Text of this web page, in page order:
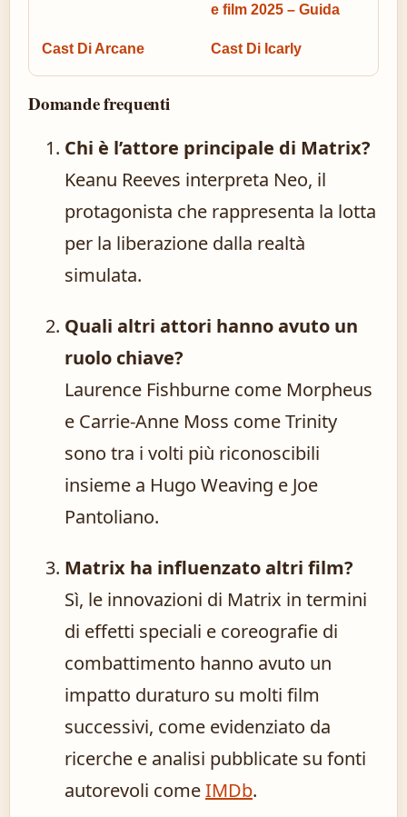
e film 2025 – Guida
Cast Di Arcane Cast Di Icarly
Domande frequenti
Chi è l’attore principale di Matrix?
Keanu Reeves interpreta Neo, il
protagonista che rappresenta la lotta
per la liberazione dalla realtà
simulata.
Quali altri attori hanno avuto un
ruolo chiave?
Laurence Fishburne come Morpheus
e Carrie-Anne Moss come Trinity
sono tra i volti più riconoscibili
insieme a Hugo Weaving e Joe
Pantoliano.
Matrix ha influenzato altri film?
Sì, le innovazioni di Matrix in termini
di effetti speciali e coreografie di
combattimento hanno avuto un
impatto duraturo su molti film
successivi, come evidenziato da
ricerche e analisi pubblicate su fonti
autorevoli comeIMDb.